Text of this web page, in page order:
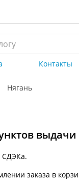
Контакты
Нягань
СДЭКа.
заказа в